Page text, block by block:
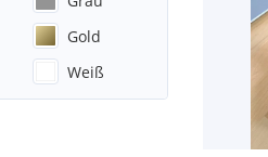
Gold
Weiß